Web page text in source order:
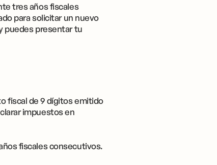
tres años fiscales
para solicitar un nuevo
puedes presentar tu
fiscal de 9 dígitos emitido
impuestos en
fiscales consecutivos.